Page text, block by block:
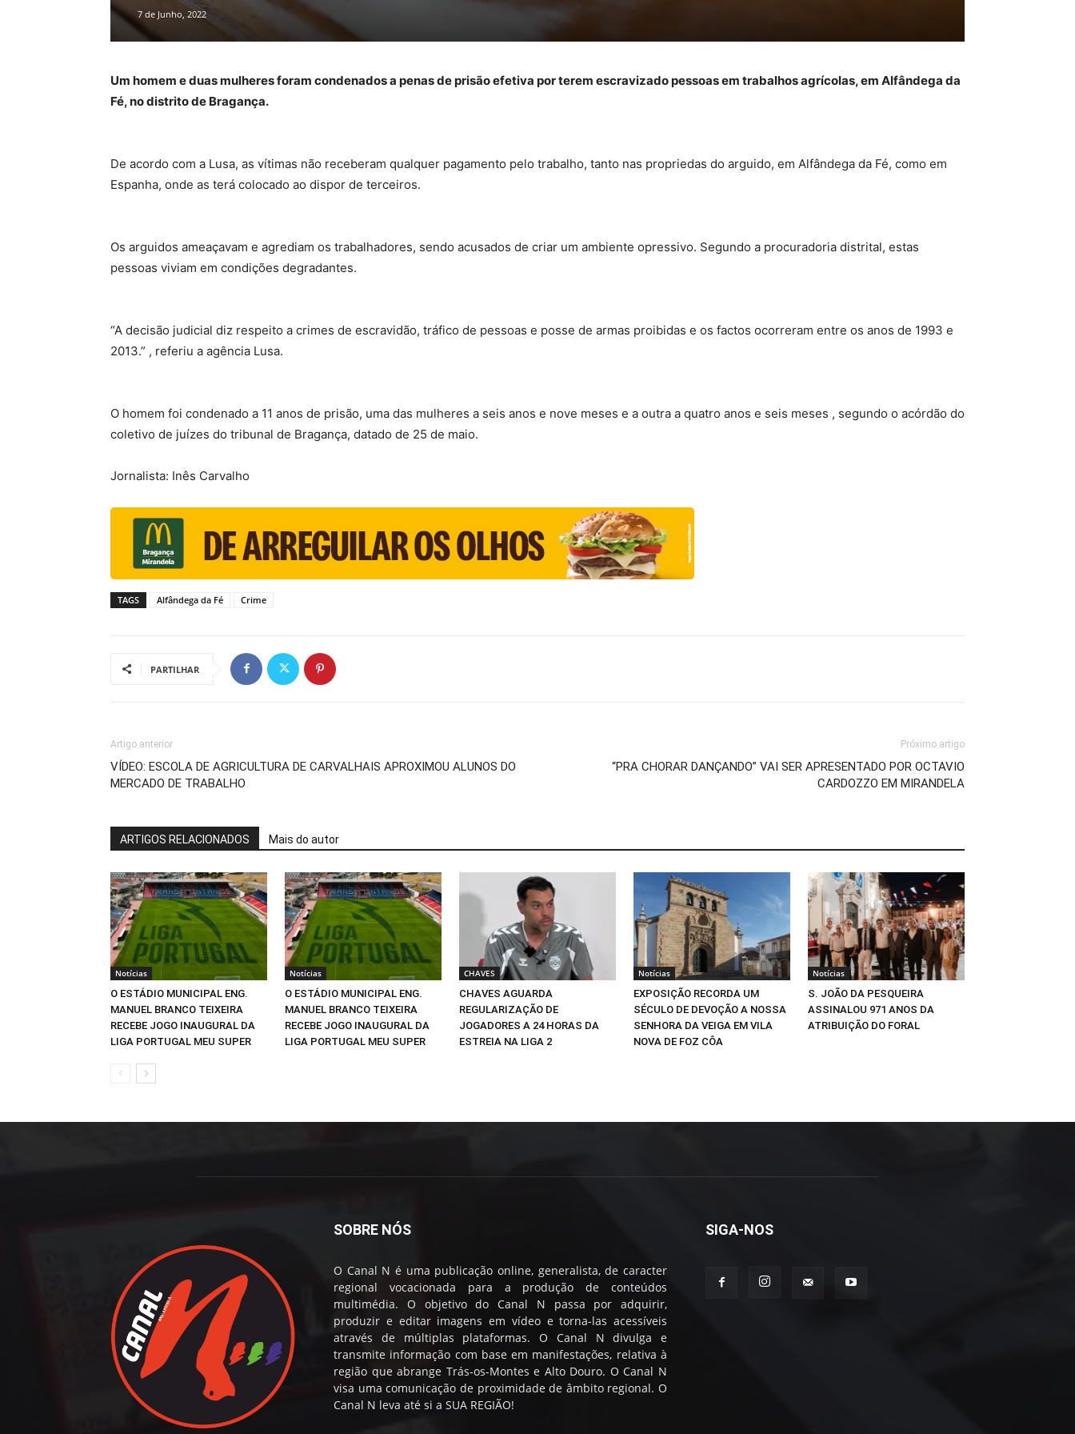
7 de Junho, 2022
Um homem e duas mulheres foram condenados a penas de prisão efetiva por terem escravizado pessoas em trabalhos agrícolas, em Alfândega da
Fé, no distrito de Bragança.
De acordo com a Lusa, as vítimas não receberam qualquer pagamento pelo trabalho, tanto nas propriedas do arguido, em Alfândega da Fé, como em
Espanha, onde as terá colocado ao dispor de terceiros.
Os arguidos ameaçavam e agrediam os trabalhadores, sendo acusados de criar um ambiente opressivo. Segundo a procuradoria distrital, estas
pessoas viviam em condições degradantes.
“A decisão judicial diz respeito a crimes de escravidão, tráfico de pessoas e posse de armas proibidas e os factos ocorreram entre os anos de 1993 e
2013.” , referiu a agência Lusa.
O homem foi condenado a 11 anos de prisão, uma das mulheres a seis anos e nove meses e a outra a quatro anos e seis meses , segundo o acórdão do
coletivo de juízes do tribunal de Bragança, datado de 25 de maio.
Jornalista: Inês Carvalho
TAGS Alfândega da Fé Crime
PARTILHAR
Artigo anterior
VÍDEO: ESCOLA DE AGRICULTURA DE CARVALHAIS APROXIMOU ALUNOS DO
MERCADO DE TRABALHO
Próximo artigo
“PRA CHORAR DANÇANDO” VAI SER APRESENTADO POR OCTAVIO
CARDOZZO EM MIRANDELA
ARTIGOS RELACIONADOS Mais do autor
Notícias
O ESTÁDIO MUNICIPAL ENG.
MANUEL BRANCO TEIXEIRA
RECEBE JOGO INAUGURAL DA
LIGA PORTUGAL MEU SUPER
Notícias
O ESTÁDIO MUNICIPAL ENG.
MANUEL BRANCO TEIXEIRA
RECEBE JOGO INAUGURAL DA
LIGA PORTUGAL MEU SUPER
CHAVES
CHAVES AGUARDA
REGULARIZAÇÃO DE
JOGADORES A 24 HORAS DA
ESTREIA NA LIGA 2
Notícias
EXPOSIÇÃO RECORDA UM
SÉCULO DE DEVOÇÃO A NOSSA
SENHORA DA VEIGA EM VILA
NOVA DE FOZ CÔA
Notícias
S. JOÃO DA PESQUEIRA
ASSINALOU 971 ANOS DA
ATRIBUIÇÃO DO FORAL
SOBRE NÓS
O Canal N é uma publicação online, generalista, de caracter
regional vocacionada para a produção de conteúdos
multimédia. O objetivo do Canal N passa por adquirir,
produzir e editar imagens em vídeo e torna-las acessíveis
através de múltiplas plataformas. O Canal N divulga e
transmite informação com base em manifestações, relativa à
região que abrange Trás-os-Montes e Alto Douro. O Canal N
visa uma comunicação de proximidade de âmbito regional. O
Canal N leva até si a SUA REGIÃO!
SIGA-NOS